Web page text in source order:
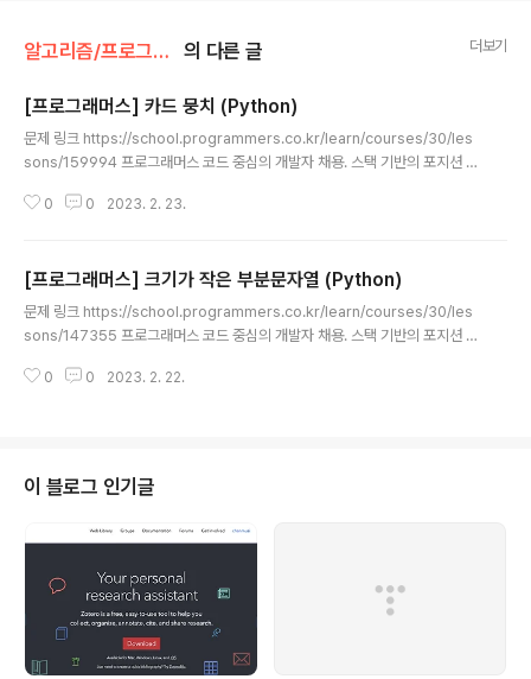
알고리즘/프로그래머스 의 다른 글 더보기
[프로그래머스] 카드 뭉치 (Python)
문제 링크 https://school.programmers.co.kr/learn/courses/30/les
sons/159994 프로그래머스 코드 중심의 개발자 채용. 스택 기반의 포지션 매
는 기업들을 매칭 받으세요. programmers.co.kr 소스 코드 def solution
= word1: cards1.pop(0) elif word == word2: cards2.pop(0) else: r
eturn 'No..
0 0 2023. 2. 23.
[프로그래머스] 크기가 작은 부분문자열 (Python)
문제 링크 https://school.programmers.co.kr/learn/courses/30/les
sons/147355 프로그래머스 코드 중심의 개발자 채용. 스택 기반의 포지션 매
는 기업들을 매칭 받으세요. programmers.co.kr 소스 코드 def solution
0 0 2023. 2. 22.
이 블로그 인기글